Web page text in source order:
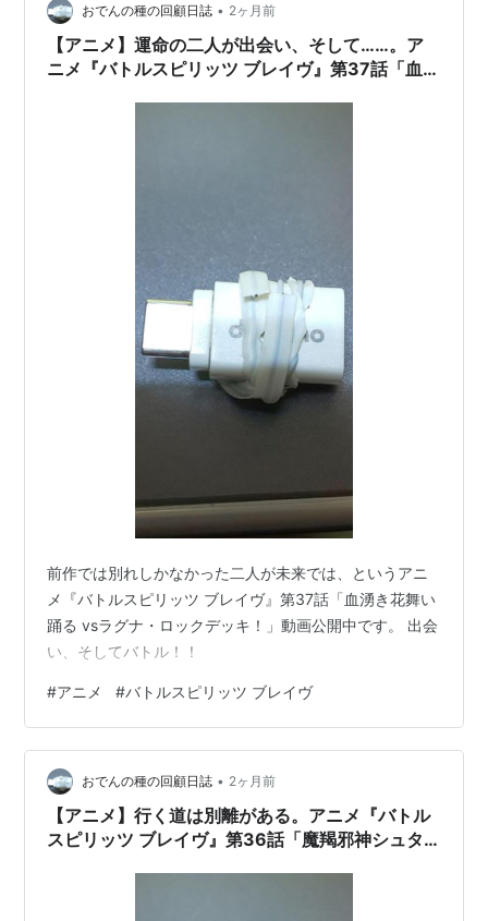
おでんの種の回顧日誌 • 2ヶ月前
【アニメ】運命の二人が出会い、そして……。ア
ニメ『バトルスピリッツ ブレイヴ』第37話「血湧
前作では別れしかなかった二人が未来では、というアニ
メ『バトルスピリッツ ブレイヴ』第37話「血湧き花舞い
踊る vsラグナ・ロックデッキ！」動画公開中です。 出会
い、そしてバトル！！
#アニメ #バトルスピリッツ ブレイヴ
おでんの種の回顧日誌 • 2ヶ月前
【アニメ】行く道は別離がある。アニメ『バトル
スピリッツ ブレイヴ』第36話「魔羯邪神シュタ